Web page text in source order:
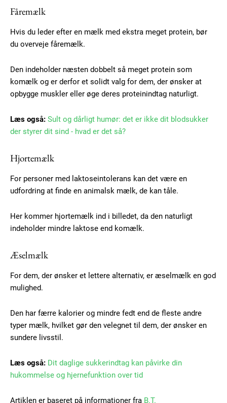
Subscription Plans
Free limited access
Gratis / forever
Praesent euismod ac
Ut mollis pellentesque tortor
Donec quis est ac felis
Orci varius natoque dolor
Fåremælk
Hvis du leder efter en mælk med ekstra meget protein, bør
du overveje fåremælk.
Den indeholder næsten dobbelt så meget protein som
komælk og er derfor et solidt valg for dem, der ønsker at
opbygge muskler eller øge deres proteinindtag naturligt.
Læs også: Sult og dårligt humør: det er ikke dit blodsukker
der styrer dit sind - hvad er det så?
Hjortemælk
For personer med laktoseintolerans kan det være en
udfordring at finde en animalsk mælk, de kan tåle.
Her kommer hjortemælk ind i billedet, da den naturligt
indeholder mindre laktose end komælk.
Æselmælk
For dem, der ønsker et lettere alternativ, er æselmælk en god
mulighed.
Den har færre kalorier og mindre fedt end de fleste andre
typer mælk, hvilket gør den velegnet til dem, der ønsker en
sundere livsstil.
Læs også: Dit daglige sukkerindtag kan påvirke din
hukommelse og hjernefunktion over tid
Artiklen er baseret på informationer fra B.T.